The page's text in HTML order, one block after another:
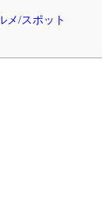
メ/スポット